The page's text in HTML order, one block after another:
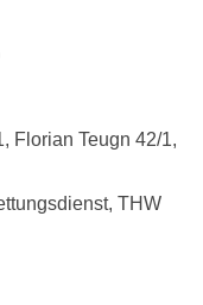
Florian Teugn 42/1,
THW